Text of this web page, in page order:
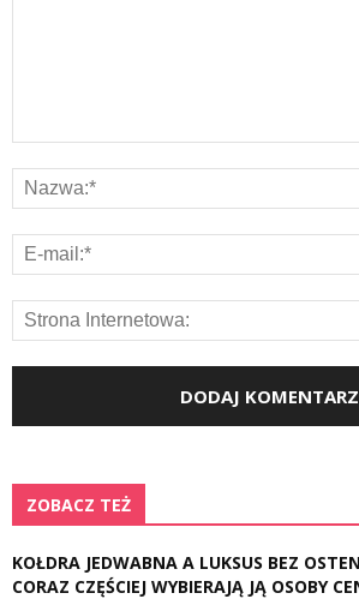
ZOBACZ TEŻ
KOŁDRA JEDWABNA A LUKSUS BEZ
CORAZ CZĘŚCIEJ WYBIERAJĄ JĄ OSOBY